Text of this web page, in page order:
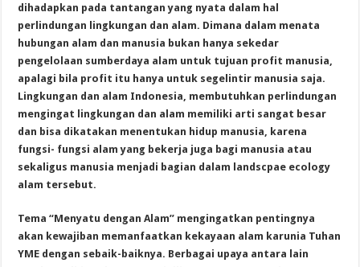
dihadapkan pada tantangan yang nyata dalam hal
perlindungan lingkungan dan alam. Dimana dalam menata
hubungan alam dan manusia bukan hanya sekedar
pengelolaan sumberdaya alam untuk tujuan profit manusia,
apalagi bila profit itu hanya untuk segelintir manusia saja.
Lingkungan dan alam Indonesia, membutuhkan perlindungan
mengingat lingkungan dan alam memiliki arti sangat besar
dan bisa dikatakan menentukan hidup manusia, karena
fungsi- fungsi alam yang bekerja juga bagi manusia atau
sekaligus manusia menjadi bagian dalam landscpae ecology
alam tersebut.
Tema “Menyatu dengan Alam” mengingatkan pentingnya
akan kewajiban memanfaatkan kekayaan alam karunia Tuhan
YME dengan sebaik-baiknya. Berbagai upaya antara lain